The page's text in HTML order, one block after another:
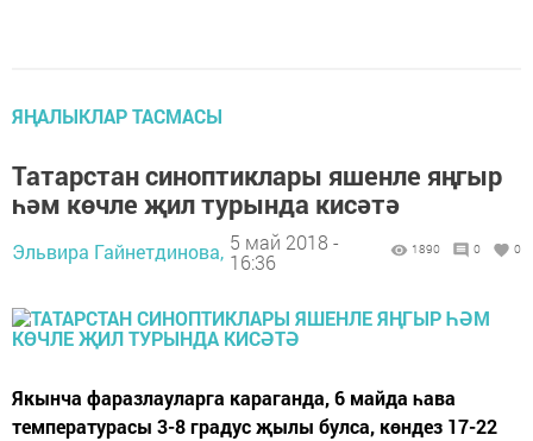
ЯҢАЛЫКЛАР ТАСМАСЫ
Татарстан синоптиклары яшенле яңгыр
һәм көчле җил турында кисәтә
Эльвира Гайнетдинова, 5 май 2018 -
16:36
1890 0 0
Якынча фаразлауларга караганда, 6 майда һава
температурасы 3-8 градус җылы булса, көндез 17-22